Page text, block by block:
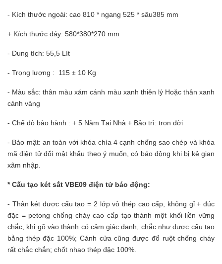
- Kích thước ngoài: cao 810 * ngang 525 * sâu385 mm
+ Kích thước đáy: 580*380*270 mm
- Dung tích: 55,5 Lít
- Trọng lượng : 115 ± 10 Kg
- Màu sắc: thân màu xám cánh màu xanh thiên lý Hoặc thân xanh
cánh vàng
- Chế độ bảo hành : + 5 Năm Tại Nhà + Bảo trì: trọn đời
- Bảo mật: an toàn với khóa chìa 4 cạnh chống sao chép và khóa
mã điện tử đổi mật khẩu theo ý muốn, có báo động khi bị kẻ gian
xâm nhập.
* Cấu tạo két sắt VBE09 điện tử báo động:
- Thân két được cấu tạo = 2 lớp vỏ thép cao cấp, không gỉ + đúc
đặc = petong chống cháy cao cấp tạo thành một khối liền vững
chắc, khi gõ vào thành có cảm giác đanh, chắc như được cấu tạo
bằng thép đặc 100%; Cánh cửa cũng được đổ ruột chống cháy
rất chắc chắn; chốt nhao thép đặc 100%.